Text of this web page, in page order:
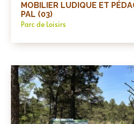
MOBILIER LUDIQUE ET
PAL (03)
Parc de Loisirs